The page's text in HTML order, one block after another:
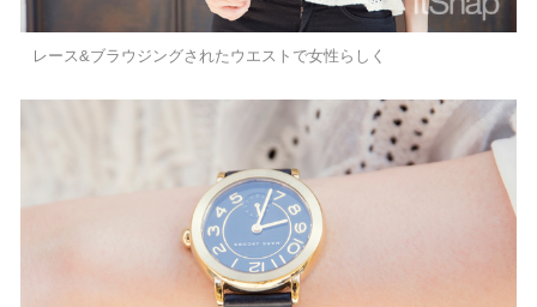
レース&ブラウジングされたウエストで女性らしく